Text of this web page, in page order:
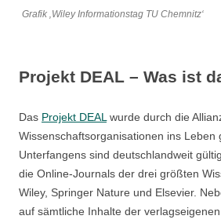
Grafik ‚Wiley Informationstag TU Chemnitz‘
Projekt DEAL – Was ist
Das Projekt DEALwurde durch die
Wissenschaftsorganisationen ins Leben
Unterfangens sind deutschlandweit
die Online-Journals der drei größten
Wiley, Springer Nature und Elsevier.
auf sämtliche Inhalte der